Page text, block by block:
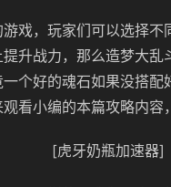
戏，玩家们可以选择
升战力，那么造梦大
个好的魂石如果没搭
看小编的本篇攻略内容
[虎牙奶瓶加速器]